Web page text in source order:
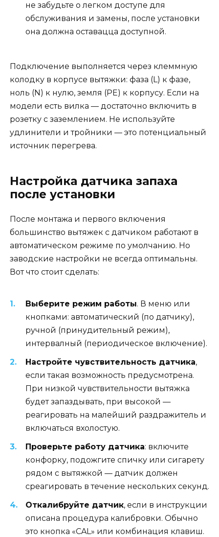
не забудьте о легком доступе для
обслуживания и замены, после установки
она должна оставацца доступной.
Подключение выполняется через клеммную
колодку в корпусе вытяжки: фаза (L) к фазе,
ноль (N) к нулю, земля (PE) к корпусу. Если на
модели есть вилка — достаточно включить в
розетку с заземлением. Не используйте
удлинители и тройники — это потенциальный
источник перегрева.
Настройка датчика запаха
после установки
После монтажа и первого включения
большинство вытяжек с датчиком работают в
автоматическом режиме по умолчанию. Но
заводские настройки не всегда оптимальны.
Вот что стоит сделать:
Выберите режим работы. В меню или
кнопками: автоматический (по датчику),
ручной (принудительный режим),
интервалный (периодическое включение).
Настройте чувствительность датчика,
если такая возможность предусмотрена.
При низкой чувствительности вытяжка
будет запаздывать, при высокой —
реагировать на малейший раздражитель и
включаться вхолостую.
Проверьте работу датчика: включите
конфорку, подожгите спичку или сигарету
рядом с вытяжкой — датчик должен
среагировать в течение нескольких секунд.
Откалибруйте датчик, если в инструкции
описана процедура калибровки. Обычно
это кнопка «CAL» или комбинация клавиш.